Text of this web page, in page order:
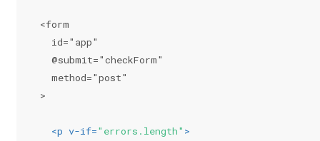
<form
  id="app"
  @submit="checkForm"
  method="post"
>
<p v-if="errors.length" >